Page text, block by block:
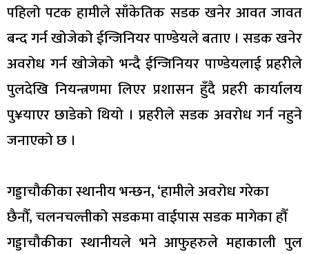
पहिलो पटक हामीले साँकेतिक सडक खनेर आवत जावत
बन्द गर्न खोजेको ईन्जिनियर पाण्डेयले बताए । सडक खनेर
अवरोध गर्न खोजेको भन्दै ईन्जिनियर पाण्डेयलाई प्रहरीले
पुलदेखि नियन्त्रणमा लिएर प्रशासन हुँदै प्रहरी कार्यालय
पु¥याएर छाडेको थियो । प्रहरीले सडक अवरोध गर्न नहुने
जनाएको छ ।
गड्डाचौकीका स्थानीय भन्छन, ‘हामीले अवरोध गरेका
छैनौँ, चलनचल्तीको सडकमा वाईपास सडक मागेका हौँ
गड्डाचौकीका स्थानीयले भने आफुहरुले महाकाली पुल